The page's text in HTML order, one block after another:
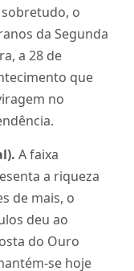
sobretudo, o
da Segunda
a 28 de
que
no
A faixa
a riqueza
de mais, o
deu ao
do Ouro
se hoje